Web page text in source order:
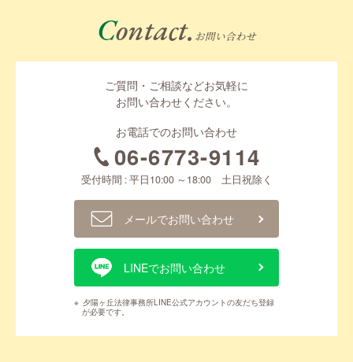
Contact. お問い合わせ
ご質問・ご相談などお気軽に
お問い合わせください。
お電話でのお問い合わせ
06-6773-9114
受付時間 : 平日10:00 ～18:00 土日祝除く
メールでお問い合わせ
LINEでお問い合わせ
※ 夕陽ヶ丘法律事務所LINE公式アカウントの友だち登録
が必要です。